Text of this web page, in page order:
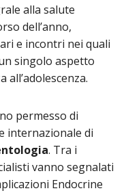
alla salute
dell’anno,
e incontri nei quali
singolo aspetto
all’adolescenza.
permesso di
internazionale di
. Tra i
vanno segnalati
Endocrine